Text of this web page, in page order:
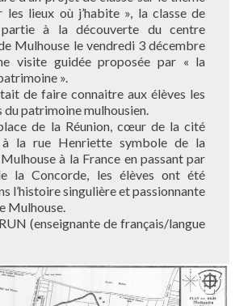
les lieux où j’habite », la classe de
à la découverte du centre
Mulhouse le vendredi 3 décembre
visite guidée proposée par « la
».
de faire connaitre aux élèves les
patrimoine mulhousien.
de la Réunion, cœur de la cité
à la rue Henriette symbole de la
à la France en passant par
la Concorde, les élèves ont été
l’histoire singulière et passionnante
Mulhouse.
(enseignante de français/langue